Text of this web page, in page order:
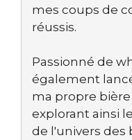
mes coups de
réussis.
Passionné de
également
ma propre
explorant ainsi
de l'univers des